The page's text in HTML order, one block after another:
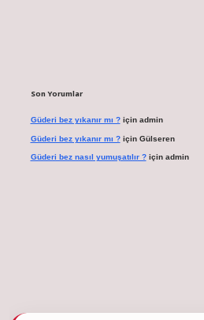
Son Yorumlar
Güderi bez yıkanır mı ?için admin
Güderi bez yıkanır mı ?için Gülseren
Güderi bez nasıl yumuşatılır ?için admin